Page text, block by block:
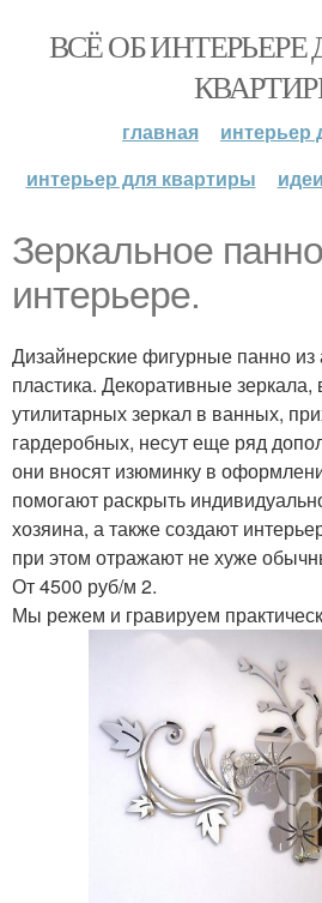
ВСЁ ОБ
главная
интерьер
интерьер для квартиры
Зеркальное
интерьере.
Дизайнерские фигурные панно из
пластика. Декоративные зеркала,
утилитарных зеркал в ванных,
гардеробных, несут еще ряд
они вносят изюминку в
помогают раскрыть
хозяина, а также создают
при этом отражают не хуже
От 4500 руб/м 2.
Мы режем и гравируем